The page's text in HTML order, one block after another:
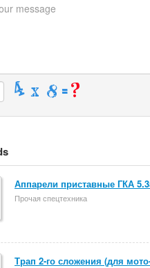
Аппарели приставные ГКА
Прочая спецтехника
Трап 2-го сложения (для